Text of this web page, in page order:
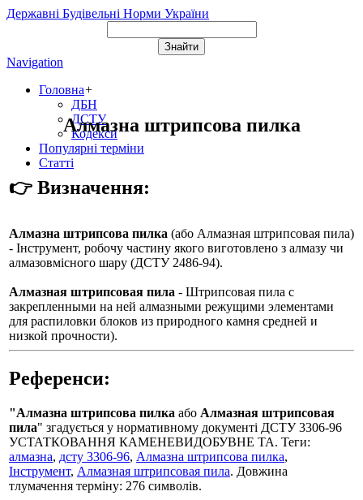
Державні Будівельні Норми України
Navigation
Головна+
ДБН
ДСТУ
Кодекси
Популярні терміни
Статті
Алмазна штрипсова пилка
👉 Визначення:
Алмазна штрипсова пилка (або Алмазная штрипсовая пила)
- Інструмент, робочу частину якого виготовлено з алмазу чи
алмазовмісного шару (ДСТУ 2486-94).
Алмазная штрипсовая пила - Штрипсовая пила с
закрепленными на ней алмазными режущими элементами
для распиловки блоков из природного камня средней и
низкой прочности).
Референси:
"Алмазна штрипсова пилка або Алмазная штрипсовая
пила" згадується у нормативному документі ДСТУ 3306-96
УСТАТКОВАННЯ КАМЕНЕВИДОБУВНЕ ТА. Теги:
алмазна, дсту 3306-96, Алмазна штрипсова пилка,
Інструмент, Алмазная штрипсовая пила. Довжина
тлумачення терміну: 276 символів.